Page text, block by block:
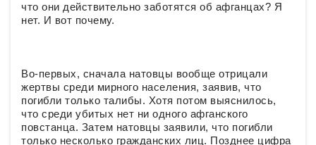
что они действительно заботятся об афганцах? Я
нет. И вот почему.
Во-первых, сначала натовцы вообще отрицали
жертвы среди мирного населения, заявив, что
погибли только талибы. Хотя потом выяснилось,
что среди убитых нет ни одного афганского
повстанца. Затем натовцы заявили, что погибли
только несколько гражданских лиц. Позднее цифра